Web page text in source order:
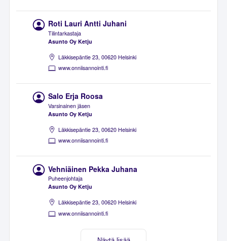
Roti Lauri Antti Juhani
Tilintarkastaja
Asunto Oy Ketju
Läkkisepäntie 23, 00620 Helsinki
www.onniisannointi.fi
Salo Erja Roosa
Varsinainen jäsen
Asunto Oy Ketju
Läkkisepäntie 23, 00620 Helsinki
www.onniisannointi.fi
Vehniäinen Pekka Juhana
Puheenjohtaja
Asunto Oy Ketju
Läkkisepäntie 23, 00620 Helsinki
www.onniisannointi.fi